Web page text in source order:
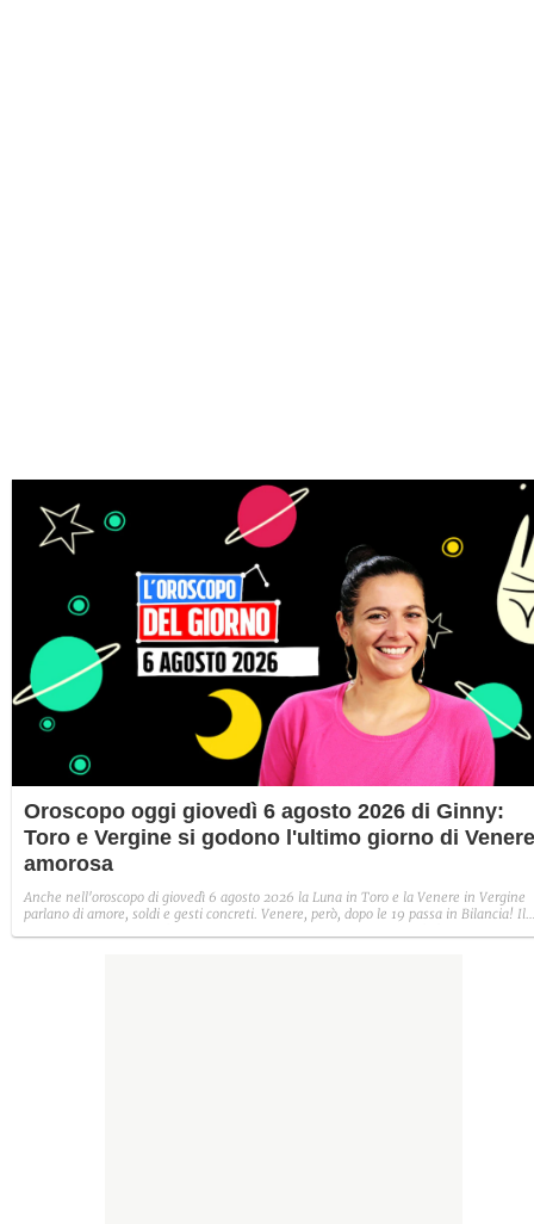
Oroscopo oggi giovedì 6 agosto 2026 di Ginny:
Toro e Vergine si godono l'ultimo giorno di Venere
amorosa
Anche nell'oroscopo di giovedì 6 agosto 2026 la Luna in Toro e la Venere in Vergine
parlano di amore, soldi e gesti concreti. Venere, però, dopo le 19 passa in Bilancia! Il